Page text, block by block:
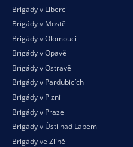
Brigády v Liberci
Brigády v Mostě
Brigády v Olomouci
Brigády v Opavě
Brigády v Ostravě
Brigády v Pardubicích
Brigády v Plzni
Brigády v Praze
Brigády v Ústí nad Labem
Brigády ve Zlíně